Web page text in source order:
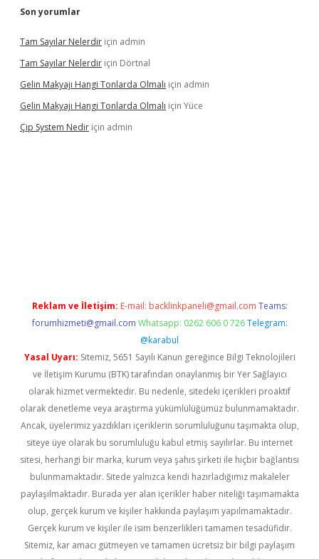
Son yorumlar
Tam Sayılar Nelerdir için admin
Tam Sayılar Nelerdir için Dörtnal
Gelin Makyajı Hangi Tonlarda Olmalı için admin
Gelin Makyajı Hangi Tonlarda Olmalı için Yüce
Çip System Nedir için admin
Reklam ve İletişim: E-mail: backlinkpaneli@gmail.com Teams:
forumhizmeti@gmail.com Whatsapp: 0262 606 0 726 Telegram:
@karabul
Yasal Uyarı: Sitemiz, 5651 Sayılı Kanun gereğince Bilgi Teknolojileri
ve İletişim Kurumu (BTK) tarafından onaylanmış bir Yer Sağlayıcı
olarak hizmet vermektedir. Bu nedenle, sitedeki içerikleri proaktif
olarak denetleme veya araştırma yükümlülüğümüz bulunmamaktadır.
Ancak, üyelerimiz yazdıkları içeriklerin sorumluluğunu taşımakta olup,
siteye üye olarak bu sorumluluğu kabul etmiş sayılırlar. Bu internet
sitesi, herhangi bir marka, kurum veya şahıs şirketi ile hiçbir bağlantısı
bulunmamaktadır. Sitede yalnızca kendi hazırladığımız makaleler
paylaşılmaktadır. Burada yer alan içerikler haber niteliği taşımamakta
olup, gerçek kurum ve kişiler hakkında paylaşım yapılmamaktadır.
Gerçek kurum ve kişiler ile isim benzerlikleri tamamen tesadüfidir.
Sitemiz, kar amacı gütmeyen ve tamamen ücretsiz bir bilgi paylaşım